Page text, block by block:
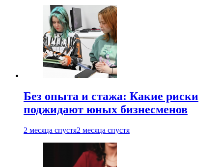
Без опыта и стажа: Какие риски
поджидают юных бизнесменов
2 месяца спустя2 месяца спустя